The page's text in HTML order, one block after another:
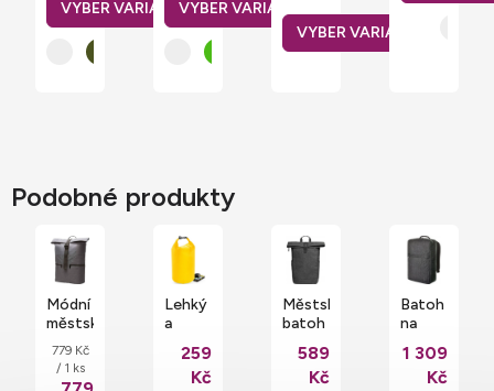
80%
bavlna
Podobné produkty
Módní
městský
batoh
na
notebook
Měrná
cena:
779 Kč
/ 1 ks
Lehký
a
rolovací
vak se
259
Kč
Městský
batoh
recyklovaného
polyesteru
589
Kč
Batoh
na
se
skrytou
1 309
Kč